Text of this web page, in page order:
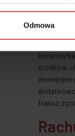
Odmowa
To
wszystkie
kontrolą
środków.
deweloper
transz